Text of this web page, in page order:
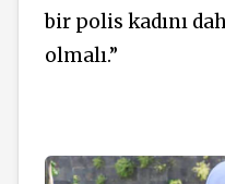
bir polis kadını
olmalı.”